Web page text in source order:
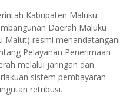
Kabupaten Maluku
Daerah Maluku
Malut) resmi menandatangani
Pelayanan Penerimaan
melalui jaringan dan
sistem pembayaran
retribusi.